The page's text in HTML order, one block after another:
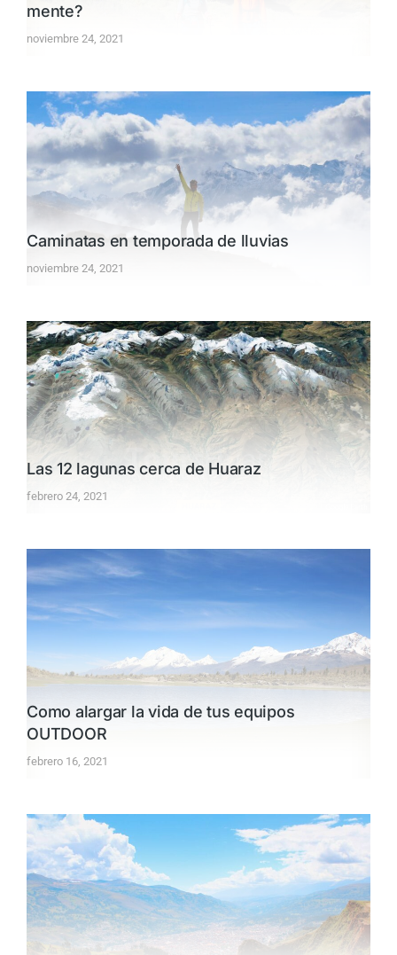
mente?
noviembre 24, 2021
Caminatas en temporada de lluvias
noviembre 24, 2021
Las 12 lagunas cerca de Huaraz
febrero 24, 2021
Como alargar la vida de tus equipos
OUTDOOR
febrero 16, 2021